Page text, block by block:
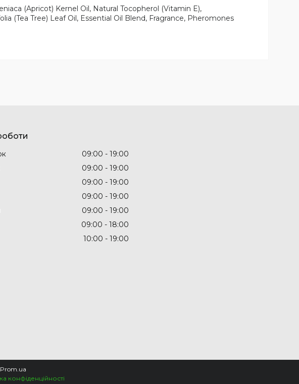
(Apricot) Kernel Oil, Natural Tocopherol (Vitamin E),
(Tea Tree) Leaf Oil, Essential Oil Blend, Fragrance, Pheromones
09:00
19:00
09:00
19:00
09:00
19:00
09:00
19:00
09:00
19:00
09:00
18:00
10:00 19:00
Prom.ua
конфіденційності